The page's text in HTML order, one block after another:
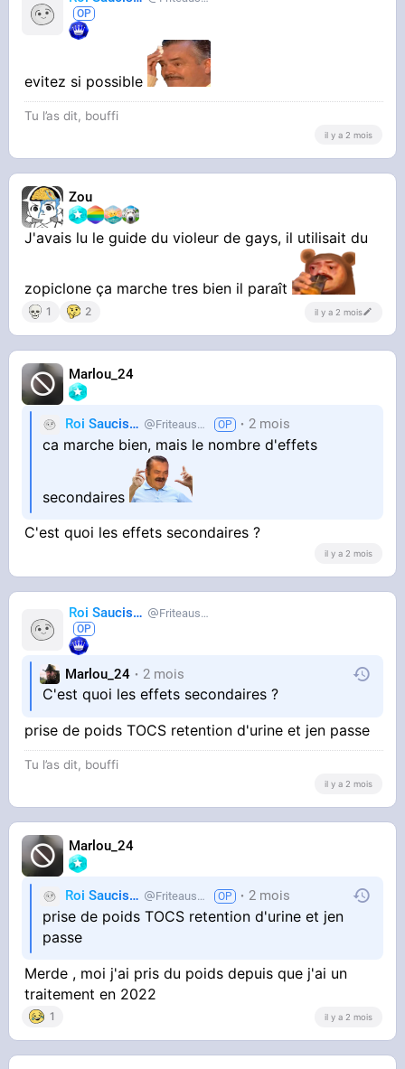
evitez si possible
Tu l’as dit, bouffi
il y a 2 mois
Zou
J'avais lu le guide du violeur de gays, il utilisait du
zopiclone ça marche tres bien il paraît
1 2 il y a 2 mois
Marlou_24
Roi Saucisse Friteausucre 2 mois
ca marche bien, mais le nombre d'effets
secondaires
C'est quoi les effets secondaires ?
il y a 2 mois
Roi Saucisse Friteausucre
Marlou_24 2 mois
C'est quoi les effets secondaires ?
prise de poids TOCS retention d'urine et jen passe
Tu l’as dit, bouffi
il y a 2 mois
Marlou_24
Roi Saucisse Friteausucre 2 mois
prise de poids TOCS retention d'urine et jen
passe
Merde , moi j'ai pris du poids depuis que j'ai un
traitement en 2022
1 il y a 2 mois